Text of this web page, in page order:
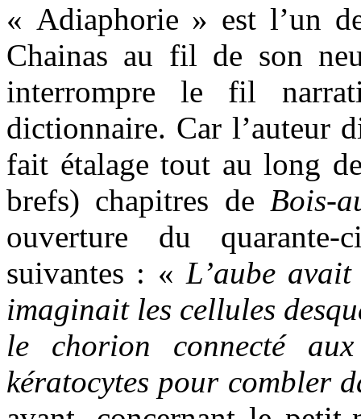
« Adiaphorie » est l’un
Chainas au fil de son
interrompre le fil
dictionnaire. Car l’auteur
fait étalage tout au long
brefs) chapitres de Bois-
ouverture du quarante-
suivantes : « L’aube
imaginait les cellules
le chorion connecté
kératocytes pour combler